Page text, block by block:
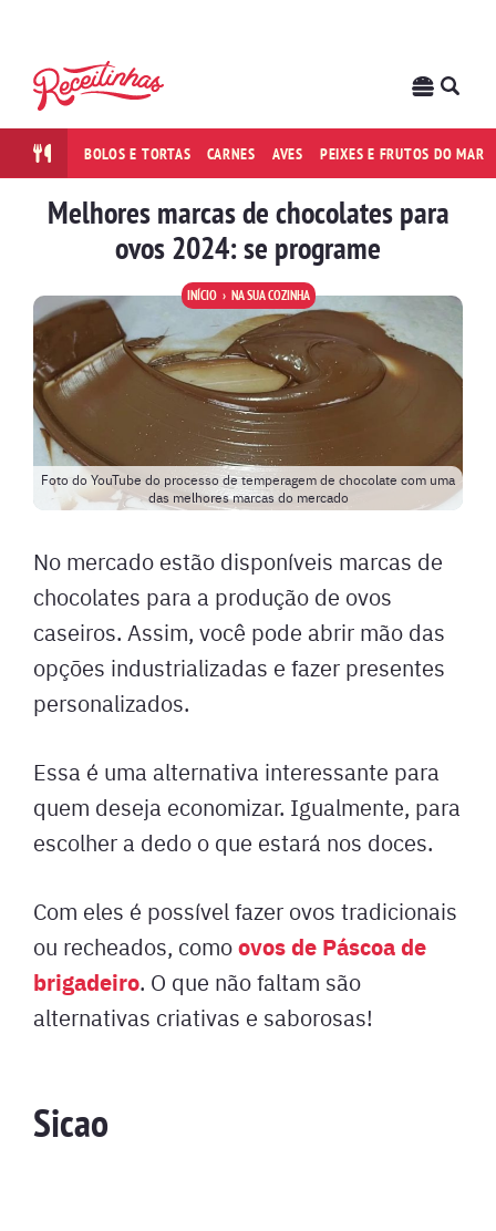
BOLOS E TORTAS CARNES AVES PEIXES E FRUTOS DO MAR
Melhores marcas de chocolates para
ovos 2024: se programe
INÍCIO NA SUA COZINHA
Foto do YouTube do processo de temperagem de chocolate com uma
das melhores marcas do mercado
No mercado estão disponíveis marcas de
chocolates para a produção de ovos
caseiros. Assim, você pode abrir mão das
opções industrializadas e fazer presentes
personalizados.
Essa é uma alternativa interessante para
quem deseja economizar. Igualmente, para
escolher a dedo o que estará nos doces.
Com eles é possível fazer ovos tradicionais
ou recheados, comoovos de Páscoa de
brigadeiro. O que não faltam são
alternativas criativas e saborosas!
Sicao